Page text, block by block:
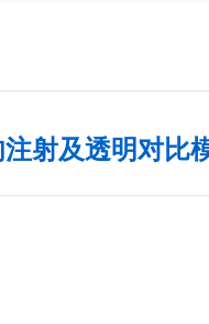
射及透明对比